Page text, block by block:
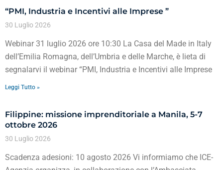
“PMI, Industria e Incentivi alle Imprese ”
30 Luglio 2026
Webinar 31 luglio 2026 ore 10:30 La Casa del Made in Italy
dell’Emilia Romagna, dell’Umbria e delle Marche, è lieta di
segnalarvi il webinar “PMI, Industria e Incentivi alle Imprese
Leggi Tutto »
Filippine: missione imprenditoriale a Manila, 5-7
ottobre 2026
30 Luglio 2026
Scadenza adesioni: 10 agosto 2026 Vi informiamo che ICE-